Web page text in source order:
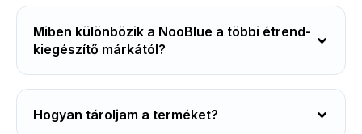
⁠Miben különbözik a NooBlue a többi étrend-
kiegészítő márkától?
Hogyan tároljam a terméket?